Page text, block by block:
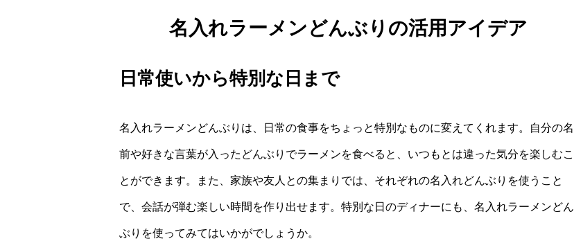
名入れラーメンどんぶりの活用アイデア
日常使いから特別な日まで
名入れラーメンどんぶりは、日常の食事をちょっと特別なものに変えてくれます。自分の名
前や好きな言葉が入ったどんぶりでラーメンを食べると、いつもとは違った気分を楽しむこ
とができます。また、家族や友人との集まりでは、それぞれの名入れどんぶりを使うこと
で、会話が弾む楽しい時間を作り出せます。特別な日のディナーにも、名入れラーメンどん
ぶりを使ってみてはいかがでしょうか。